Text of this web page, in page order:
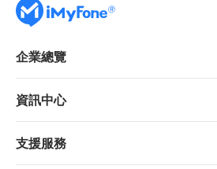
企業總覽
資訊中心
支援服務